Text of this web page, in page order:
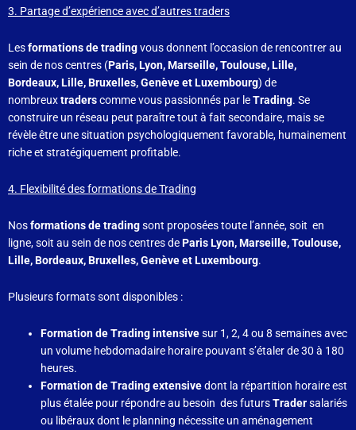
3. Partage d’expérience avec d’autres traders
Lesformations de tradingvous donnent l’occasion de rencontrer au
sein de nos centres (Paris, Lyon, Marseille, Toulouse, Lille,
Bordeaux, Lille, Bruxelles,Genève et Luxembourg) de
nombreuxtraderscomme vous passionnés par leTrading. Se
construire un réseau peut paraître tout à fait secondaire, mais se
révèle être une situation psychologiquement favorable, humainement
riche et stratégiquement profitable.
4. Flexibilité des formations de Trading
Nosformations de tradingsont proposées toute l’année, soit en
ligne, soit au sein de nos centres deParis Lyon, Marseille, Toulouse,
Lille, Bordeaux, Bruxelles,Genève et Luxembourg.
Plusieurs formats sont disponibles :
Formation de Trading intensivesur 1, 2, 4 ou 8 semaines avec
un volume hebdomadaire horaire pouvant s’étaler de 30 à 180
heures.
Formation de Trading extensivedont la répartition horaire est
plus étalée pour répondre au besoin des futursTradersalariés
ou libéraux dont le planning nécessite un aménagement